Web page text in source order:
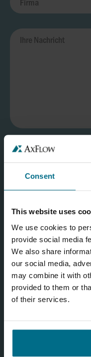
Consent
This website uses
We use cookies to
provide social media
We also share
our social media,
may combine it with
provided to them or
of their services.
Ich stimme der
personenbezogener
Ja